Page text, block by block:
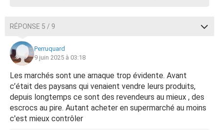
RÉPONSE 5 / 9
Perruquard
9 juin 2025 à 03:18
Les marchés sont une arnaque trop évidente. Avant
c’était des paysans qui venaient vendre leurs produits,
depuis longtemps ce sont des revendeurs au mieux , des
escrocs au pire. Autant acheter en supermarché au moins
c'est mieux contrôler